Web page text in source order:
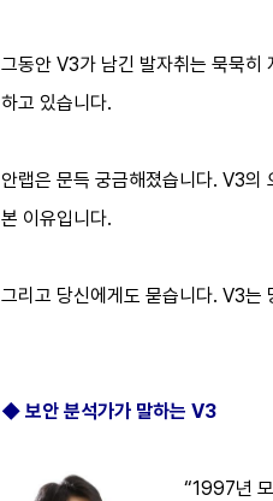
그동안 V3가 남긴 발자취는 묵묵히
하고 있습니다.
안랩은 문득 궁금해졌습니다. V3의
본 이유입니다.
그리고 당신에게도 묻습니다. V3는
◆ 보안 분석가가 말하는 V3
“1997년